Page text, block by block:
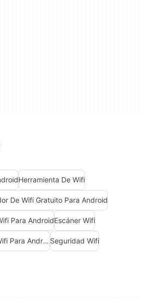
Herramienta De Wifi
De Wifi Gratuito Para Android
Para AndroidEscáner Wifi
Prueba De Velocidad De Wifi Para Android Seguridad Wifi